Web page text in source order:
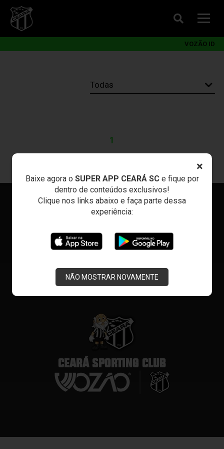
×
Baixe agora o SUPER APP CEARÁ SCe fique por
dentro de conteúdos exclusivos!
Clique nos links abaixo e faça parte dessa
experiência:
NÃO MOSTRAR NOVAMENTE
VOZÃO ID
1
CEARÁ SPORTING CLUB